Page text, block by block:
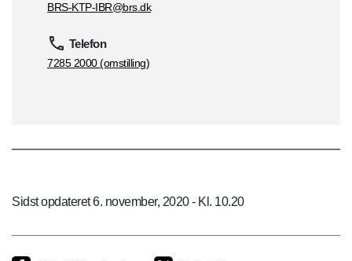
BRS-KTP-IBR@brs.dk
Telefon
7285 2000 (omstilling)
Sidst opdateret 6. november, 2020 - Kl. 10.20